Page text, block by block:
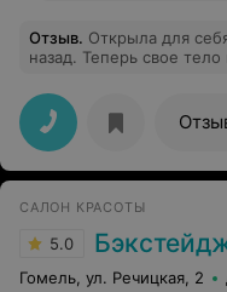
Отзыв. Открыла для
назад. Теперь свое
индивидуальный
сотрудники. Особенно
работу ❤️! Салон
САЛОН КРАСОТЫ
5.0
Гомель, ул. Речицкая, 2